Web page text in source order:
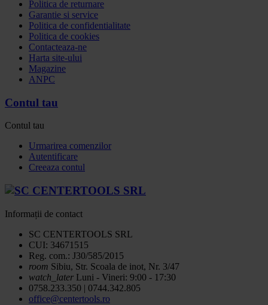
Politica de returnare
Garantie si service
Politica de confidentialitate
Politica de cookies
Contacteaza-ne
Harta site-ului
Magazine
ANPC
Contul tau
Contul tau
Urmarirea comenzilor
Autentificare
Creeaza contul
Informații de contact
SC CENTERTOOLS SRL
CUI: 34671515
Reg. com.: J30/585/2015
room Sibiu, Str. Scoala de inot, Nr. 3/47
watch_later Luni - Vineri: 9:00 - 17:30
0758.233.350 | 0744.342.805
office@centertools.ro